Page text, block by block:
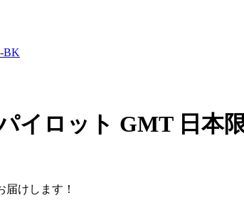
BK
イロット GMT 日本
届けします！